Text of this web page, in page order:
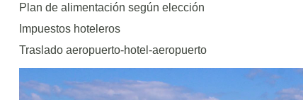
Plan de alimentación según elección
Impuestos hoteleros
Traslado aeropuerto-hotel-aeropuerto